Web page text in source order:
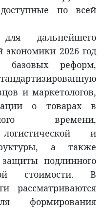
по всей
дальнейшего
2026 год
базовых реформ,
и маркетологов,
о товарах в
времени,
логистической и
а также
подлинного
стоимости. В
рассматриваются
формирования